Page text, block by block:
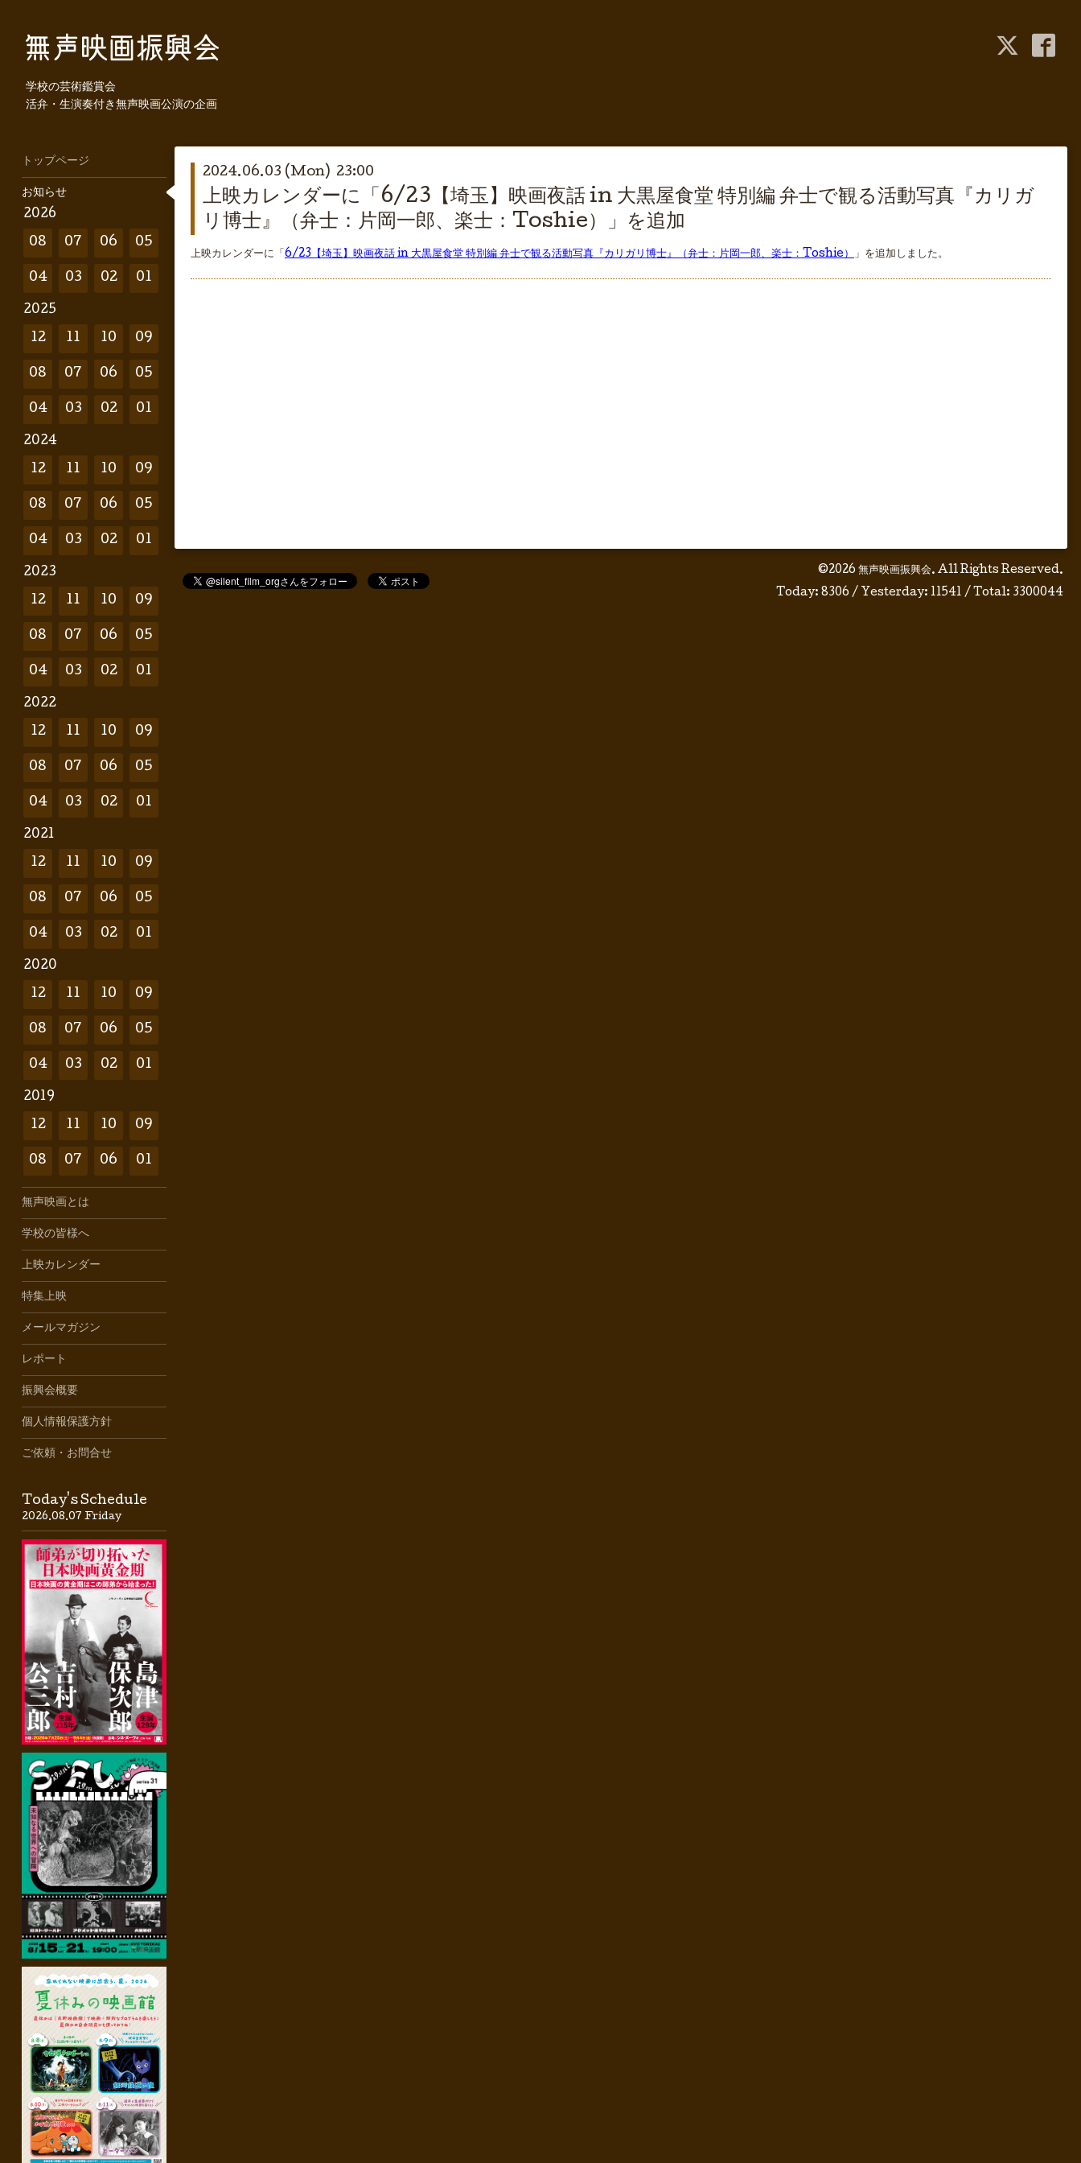
学校の芸術鑑賞会
活弁・生演奏付き無声映画公演の企画
2024.06.03 (Mon) 23:00
上映カレンダーに「6/23【埼玉】映画夜話 in 大黒屋食堂 特別編 弁士で観る活動写真『カリガ
リ博士』（弁士：片岡一郎、楽士：Toshie）」を追加
上映カレンダーに「 6/23【埼玉】映画夜話 in 大黒屋食堂 特別編 弁士で観る活動写真『カリガリ博士』（弁士：片岡一郎、楽士：Toshie） 」を追加しました。
©2026 無声映画振興会. All Rights Reserved.
Today: 8306 / Yesterday: 11541 / Total: 3300044
トップページ
お知らせ
2026
08 07 06 05
04 03 02 01
2025
12 11 10 09
08 07 06 05
04 03 02 01
2024
12 11 10 09
08 07 06 05
04 03 02 01
2023
12 11 10 09
08 07 06 05
04 03 02 01
2022
12 11 10 09
08 07 06 05
04 03 02 01
2021
12 11 10 09
08 07 06 05
04 03 02 01
2020
12 11 10 09
08 07 06 05
04 03 02 01
2019
12 11 10 09
08 07 06 01
無声映画とは
学校の皆様へ
上映カレンダー
特集上映
メールマガジン
レポート
振興会概要
個人情報保護方針
ご依頼・お問合せ
Today's Schedule
2026.08.07 Friday